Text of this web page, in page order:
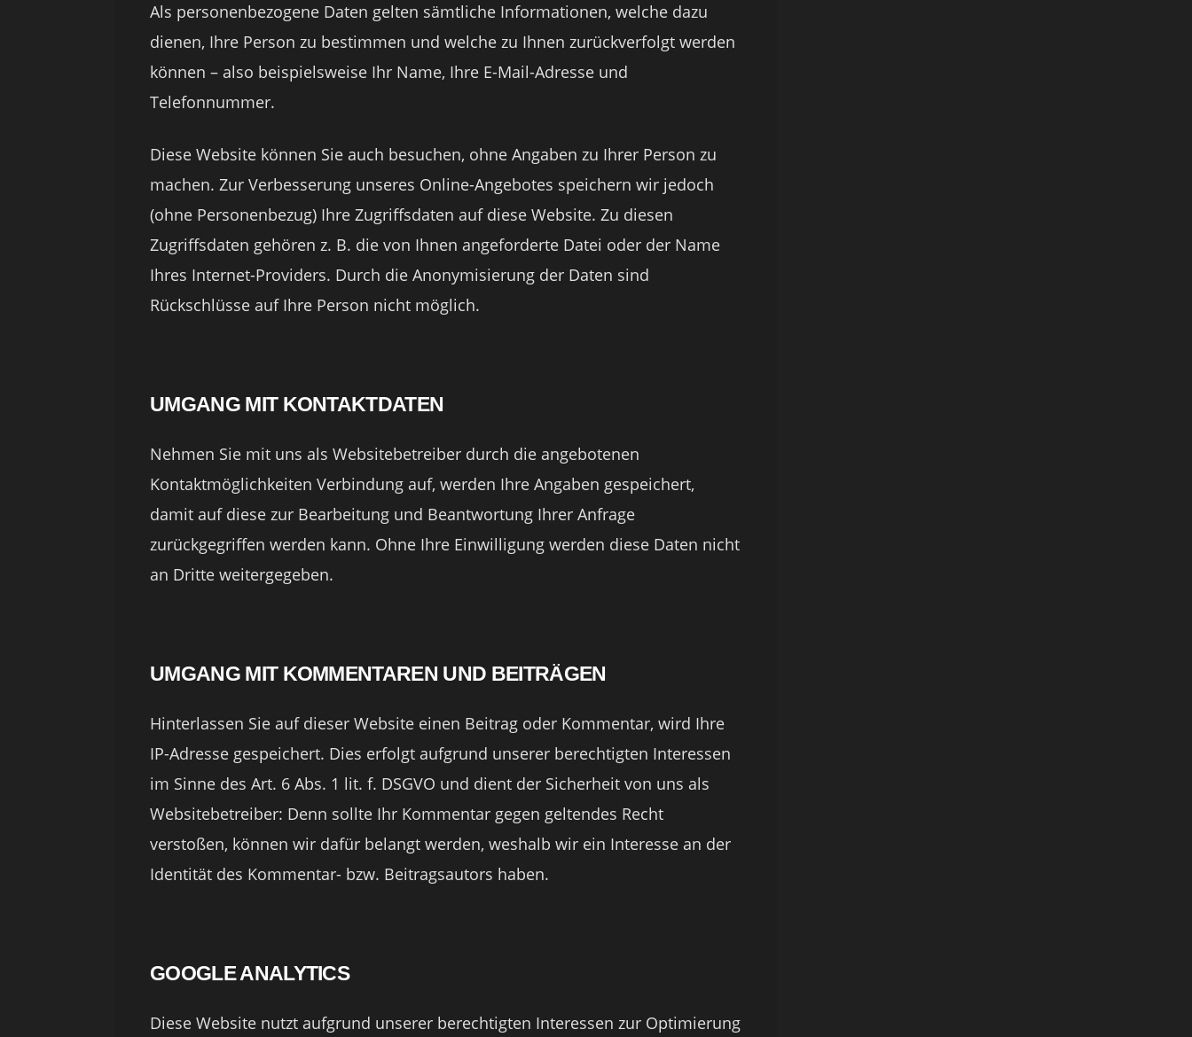
Als personenbezogene Daten gelten sämtliche Informationen, welche dazu
dienen, Ihre Person zu bestimmen und welche zu Ihnen zurückverfolgt werden
können – also beispielsweise Ihr Name, Ihre E-Mail-Adresse und
Telefonnummer.
Diese Website können Sie auch besuchen, ohne Angaben zu Ihrer Person zu
machen. Zur Verbesserung unseres Online-Angebotes speichern wir jedoch
(ohne Personenbezug) Ihre Zugriffsdaten auf diese Website. Zu diesen
Zugriffsdaten gehören z. B. die von Ihnen angeforderte Datei oder der Name
Ihres Internet-Providers. Durch die Anonymisierung der Daten sind
Rückschlüsse auf Ihre Person nicht möglich.
UMGANG MIT KONTAKTDATEN
Nehmen Sie mit uns als Websitebetreiber durch die angebotenen
Kontaktmöglichkeiten Verbindung auf, werden Ihre Angaben gespeichert,
damit auf diese zur Bearbeitung und Beantwortung Ihrer Anfrage
zurückgegriffen werden kann. Ohne Ihre Einwilligung werden diese Daten nicht
an Dritte weitergegeben.
UMGANG MIT KOMMENTAREN UND BEITRÄGEN
Hinterlassen Sie auf dieser Website einen Beitrag oder Kommentar, wird Ihre
IP-Adresse gespeichert. Dies erfolgt aufgrund unserer berechtigten Interessen
im Sinne des Art. 6 Abs. 1 lit. f. DSGVO und dient der Sicherheit von uns als
Websitebetreiber: Denn sollte Ihr Kommentar gegen geltendes Recht
verstoßen, können wir dafür belangt werden, weshalb wir ein Interesse an der
Identität des Kommentar- bzw. Beitragsautors haben.
GOOGLE ANALYTICS
Diese Website nutzt aufgrund unserer berechtigten Interessen zur Optimierung